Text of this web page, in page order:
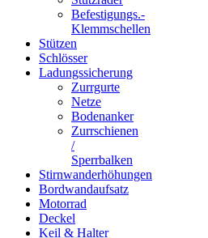
Befestigungs.-
Klemmschellen
Stützen
Schlösser
Ladungssicherung
Zurrgurte
Netze
Bodenanker
Zurrschienen
/
Sperrbalken
Stirnwanderhöhungen
Bordwandaufsatz
Motorrad
Deckel
Keil & Halter